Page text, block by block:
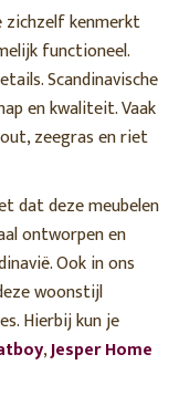
zichzelf kenmerkt
functioneel.
Scandinavische
en kwaliteit. Vaak
zeegras en riet
dat deze meubelen
ontworpen en
Ook in ons
woonstijl
Hierbij kun je
,Jesper Home